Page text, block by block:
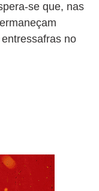
se que, nas
no